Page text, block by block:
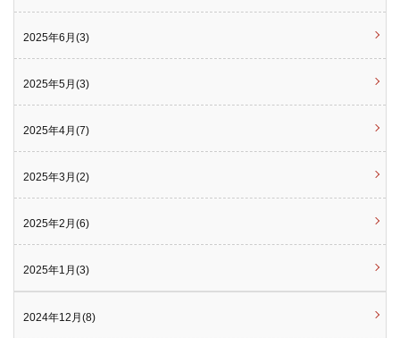
2025年6月(3)
2025年5月(3)
2025年4月(7)
2025年3月(2)
2025年2月(6)
2025年1月(3)
2024年12月(8)